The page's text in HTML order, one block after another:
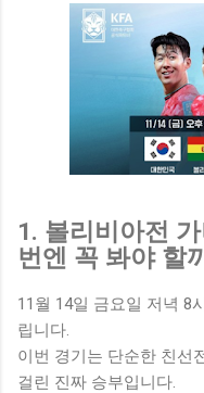
1. 볼리비아전
번엔 꼭 봐야 할
11월 14일 금요일 저녁 8
립니다.
이번 경기는 단순한 친선
걸린 진짜 승부입니다.